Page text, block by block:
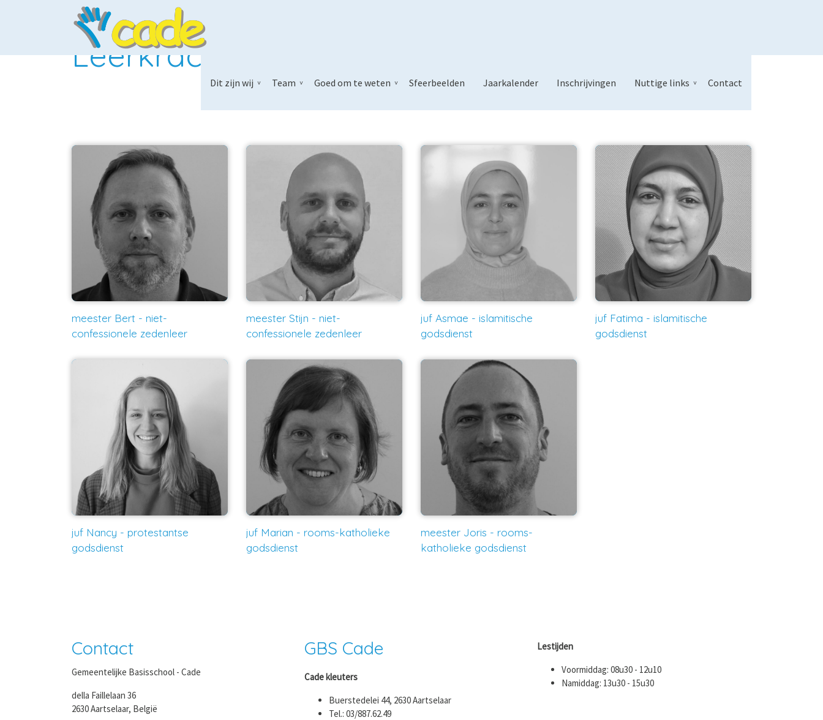
Dit zijn wij Team Goed om te weten Sfeerbeelden Jaarkalender Inschrijvingen Nuttige links Contact
Leerkrachten levensbeschouwelijke vakken
meester Bert - niet-
confessionele zedenleer
meester Stijn - niet-
confessionele zedenleer
juf Asmae - islamitische
godsdienst
juf Fatima - islamitische
godsdienst
juf Nancy - protestantse
godsdienst
juf Marian - rooms-katholieke
godsdienst
meester Joris - rooms-
katholieke godsdienst
Contact
Gemeentelijke Basisschool - Cade
della Faillelaan 36
2630 Aartselaar, België
GBS Cade
Cade kleuters
Buerstedelei 44, 2630 Aartselaar
Tel.: 03/887.62.49
Lestijden
Voormiddag: 08u30 - 12u10
Namiddag: 13u30 - 15u30